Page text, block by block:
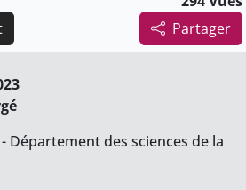
Partager
Département des sciences de la